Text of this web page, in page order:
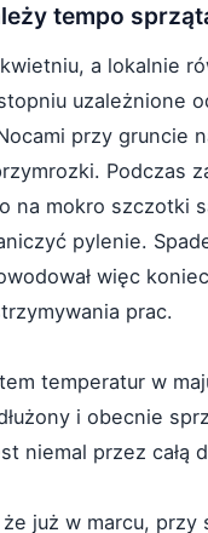
tempo
a lokalnie
uzależnione
przy gruncie
Podczas
na mokro szczotki
pylenie.
więc
prac.
temperatur w
i obecnie
niemal przez całą
już w marcu, przy